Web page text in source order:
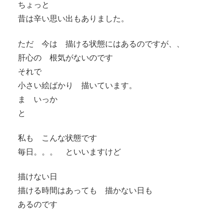
ちょっと
昔は辛い思い出もありました。
ただ 今は 描ける状態にはあるのですが、、
肝心の 根気がないのです
それで
小さい絵ばかり 描いています。
ま いっか
と
私も こんな状態です
毎日。。。 といいますけど
描けない日
描ける時間はあっても 描かない日も
あるのです